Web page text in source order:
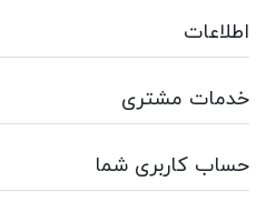
اطلاعات
خدمات مشتری
حساب کاربری شما